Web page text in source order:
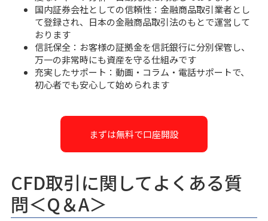
国内証券会社としての信頼性：金融商品取引業者とし
て登録され、日本の金融商品取引法のもとで運営して
おります
信託保全：お客様の証拠金を信託銀行に分別保管し、
万一の非常時にも資産を守る仕組みです
充実したサポート：動画・コラム・電話サポートで、
初心者でも安心して始められます
まずは無料で口座開設
CFD取引に関してよくある質
問＜Q＆A＞